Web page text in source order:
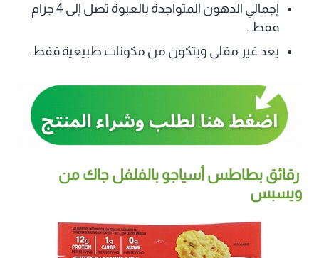
إجمالي الدهون المتواجدة بالعبوة تصل إلى 4 جرام
فقط .
يعد غير مقلي ويتكون من مكونات طبيعية فقط.
رقائق بطاطس أسياجو بالفلفل جاك من
ويسبس